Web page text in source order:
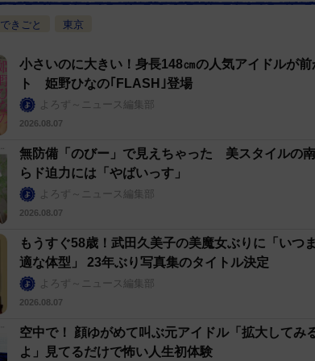
できごと 東京
小さいのに大きい！身長148㎝の人気アイドルが
ト 姫野ひなの｢FLASH｣登場
よろず～ニュース編集部
2026.08.07
無防備「のびー」で見えちゃった 美スタイルの
らド迫力には「やばいっす」
よろず～ニュース編集部
2026.08.07
もうすぐ58歳！武田久美子の美魔女ぶりに「いつ
適な体型」 23年ぶり写真集のタイトル決定
よろず～ニュース編集部
2026.08.07
空中で！ 顔ゆがめて叫ぶ元アイドル「拡大してみ
よ」見てるだけで怖い人生初体験